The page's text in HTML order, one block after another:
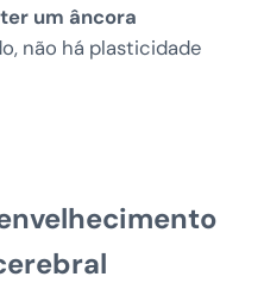
ter um âncora
não há plasticidade